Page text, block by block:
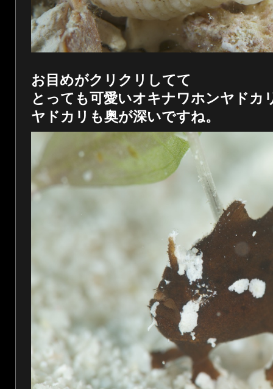
お目めがクリクリしてて
とっても可愛いオキナワホンヤドカ
ヤドカリも奥が深いですね。